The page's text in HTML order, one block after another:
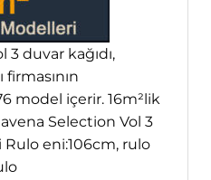
3 duvar kağıdı,
firmasının
model içerir. 16m²lik
Selection Vol 3
Rulo eni:106cm, rulo